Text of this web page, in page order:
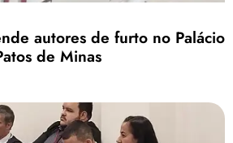
autores de furto no Palácio
de Minas